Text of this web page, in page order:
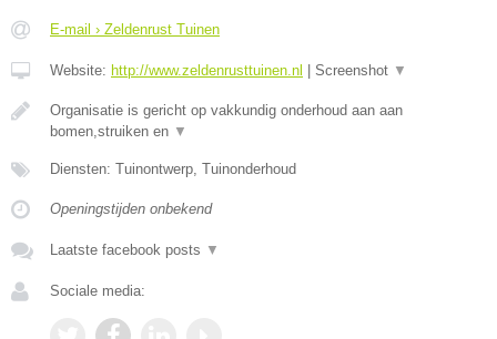
E-mail › Zeldenrust Tuinen
Website: http://www.zeldenrusttuinen.nl Screenshot ▼
Organisatie is gericht op vakkundig onderhoud aan aan
bomen,struiken en ▼
Diensten: Tuinontwerp, Tuinonderhoud
Openingstijden onbekend
Laatste facebook posts ▼
Sociale media: